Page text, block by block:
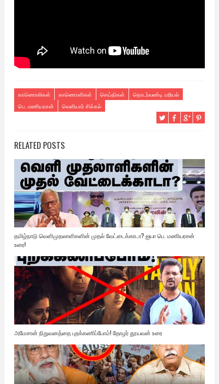
காணொலிகள் காணொளிகள் செய்திகள்
தொடர்வண்டி மறியல்
பெ. மணியரசன்
வெளியார் சிக்கல்
RELATED POSTS
தமிழ்நாடு வெளிமுதலாளிகளின் முதல் வேட்டைக்காடா? ஐயா பெ. மணியரசன்
உரை!
அமேசான் நிறுவனத்தை புறக்கணிப்போம்! தோழர் தூயவன் உரை